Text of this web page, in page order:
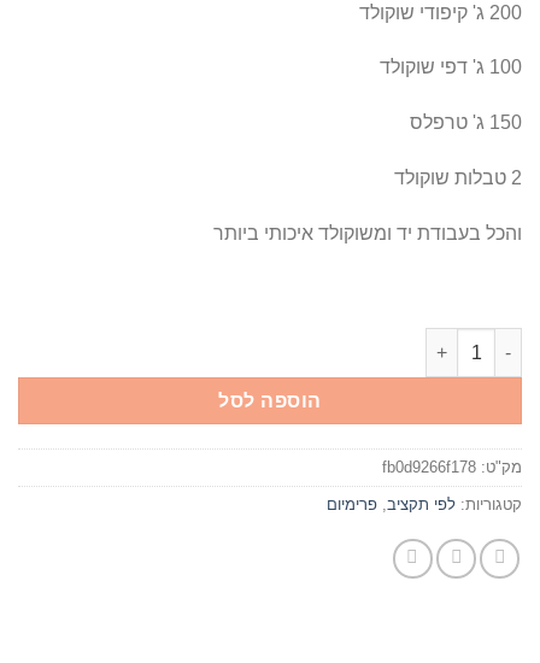
200 ג' קיפודי שוקולד
100 ג' דפי שוקולד
150 ג' טרפלס
2 טבלות שוקולד
והכל בעבודת יד ומשוקולד איכותי ביותר
כמות של מגירה יין והמון שוקולד
הוספה לסל
מק"ט: fb0d9266f178
קטגוריות: לפי תקציב, פרימיום